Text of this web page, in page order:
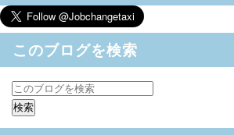
このブログを検索